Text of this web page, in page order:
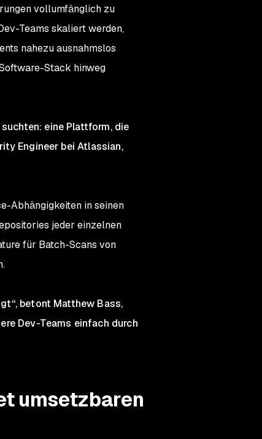
vollumfänglich zu
Teams skaliert werden,
nahezu ausnahmslos
Stack hinweg
eine Plattform, die
Engineer bei Atlassian,
Abhängigkeiten in seinen
jeder einzelnen
für Batch-Scans von
betont Matthew Bass,
Dev-Teams einfach durch
umsetzbaren